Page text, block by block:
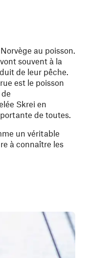
au poisson.
souvent à la
de leur pêche.
est le poisson
Skrei en
de toutes.
un véritable
à connaître les